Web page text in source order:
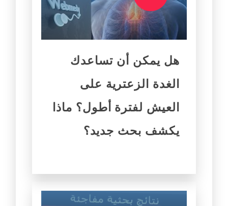
هل يمكن أن تساعدك
الغدة الزعترية على
العيش لفترة أطول؟ ماذا
يكشف بحث جديد؟